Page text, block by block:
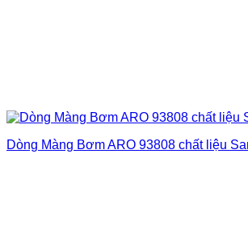
Dòng Màng Bơm ARO 93808 chất liệu